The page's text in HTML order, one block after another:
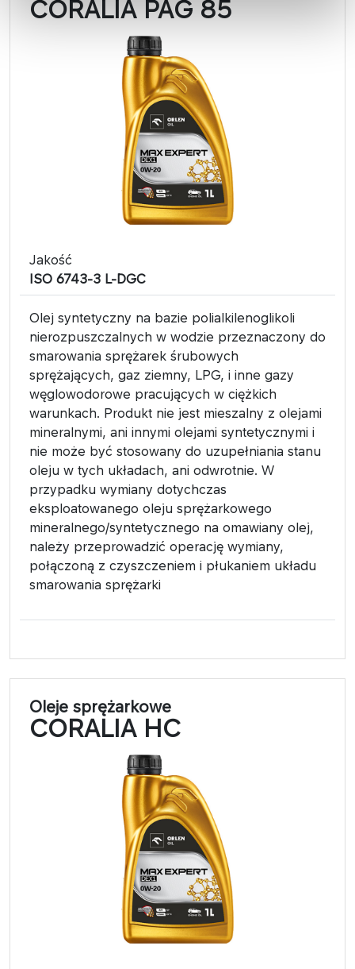
CORALIA PAG 85
Jakość
ISO 6743-3 L-DGC
Olej syntetyczny na bazie polialkilenoglikoli
nierozpuszczalnych w wodzie przeznaczony do
smarowania sprężarek śrubowych
sprężających, gaz ziemny, LPG, i inne gazy
węglowodorowe pracujących w ciężkich
warunkach. Produkt nie jest mieszalny z olejami
mineralnymi, ani innymi olejami syntetycznymi i
nie może być stosowany do uzupełniania stanu
oleju w tych układach, ani odwrotnie. W
przypadku wymiany dotychczas
eksploatowanego oleju sprężarkowego
mineralnego/syntetycznego na omawiany olej,
należy przeprowadzić operację wymiany,
połączoną z czyszczeniem i płukaniem układu
smarowania sprężarki
Oleje sprężarkowe
CORALIA HC